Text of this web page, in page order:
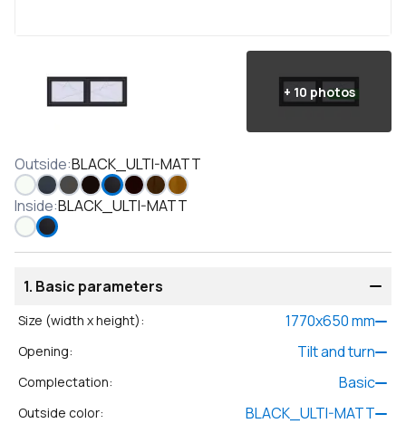
+ 10 photos
Outside:BLACK_ULTI-MATT
Inside:BLACK_ULTI-MATT
1. Basic parameters
Size (width x height): 1770x650mm
Opening: Tilt and turn
Complectation: Basic
Outside color: BLACK_ULTI-MATT